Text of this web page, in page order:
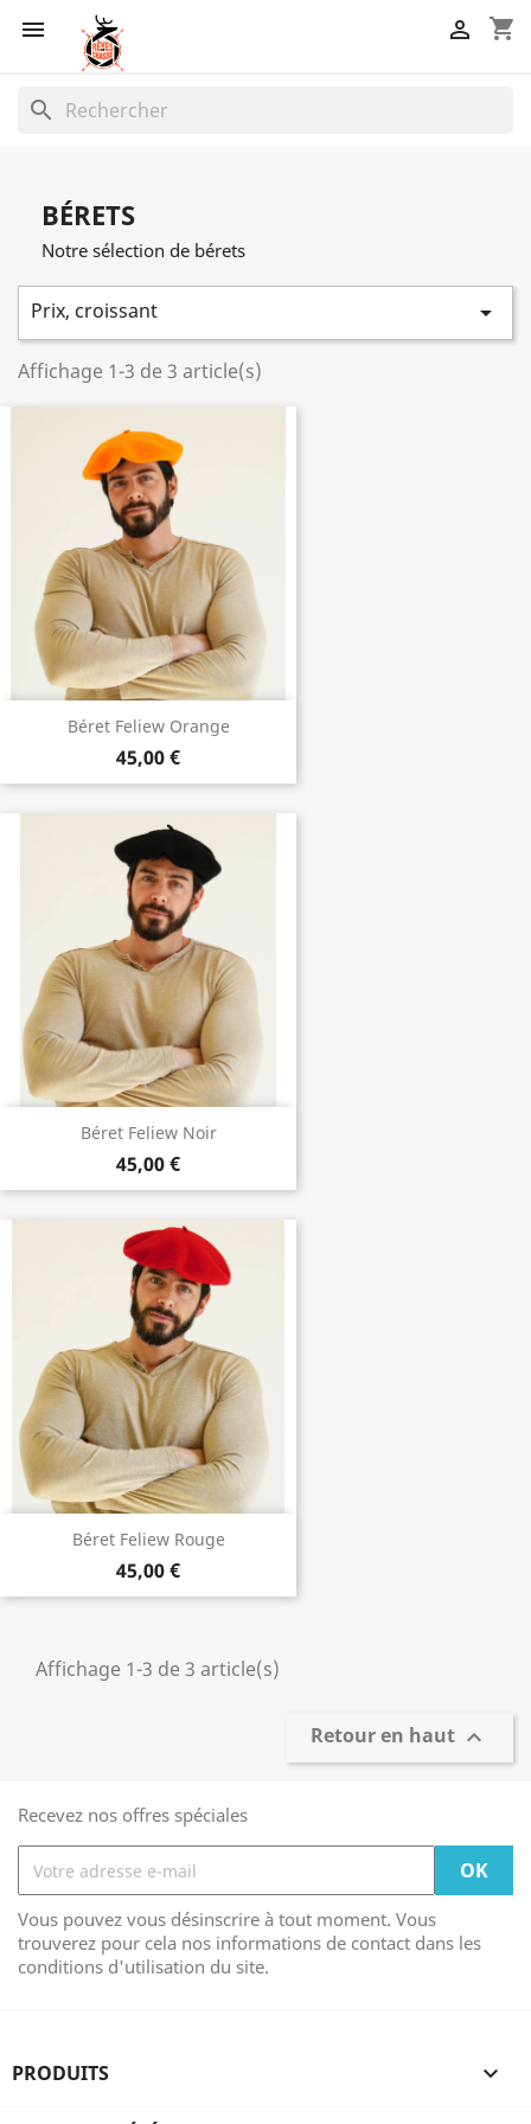
 shopping_cart

search
BÉRETS
Notre sélection de bérets
Prix, croissant 
Affichage 1-3 de 3 article(s)
Béret Feliew Orange
45,00 €
Béret Feliew Noir
45,00 €
Béret Feliew Rouge
45,00 €
Affichage 1-3 de 3 article(s)
Retour en haut 
Recevez nos offres spéciales
Vous pouvez vous désinscrire à tout moment. Vous
trouverez pour cela nos informations de contact dans les
conditions d'utilisation du site.
PRODUITS 